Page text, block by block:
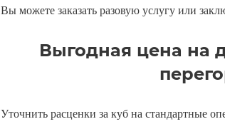
Вы можете заказать разовую услугу или
Выгодная цена на
Уточнить расценки за куб на стандартные